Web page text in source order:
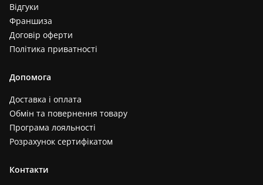
Відгуки
Франшиза
Договір оферти
Політика приватності
Допомога
Доставка і оплата
Обмін та повернення товару
Програма лояльності
Розрахунок сертифікатом
Контакти